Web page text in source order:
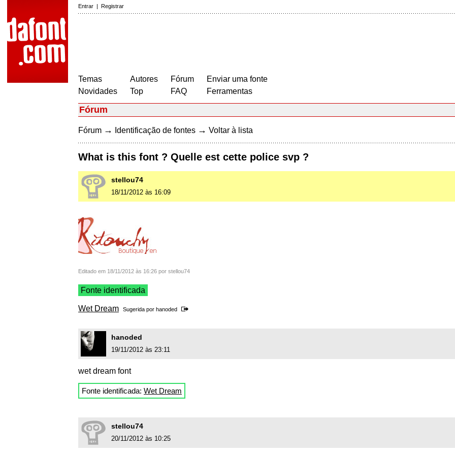
Entrar | Registrar
Temas
Novidades
Autores
Top
Fórum
FAQ
Enviar uma fonte
Ferramentas
Fórum
Fórum → Identificação de fontes → Voltar à lista
What is this font ? Quelle est cette police svp ?
stellou74
18/11/2012 às 16:09
Editado em 18/11/2012 às 16:26 por stellou74
Fonte identificada
Wet Dream Sugerida por hanoded
hanoded
19/11/2012 às 23:11
wet dream font
Fonte identificada: Wet Dream
stellou74
20/11/2012 às 10:25